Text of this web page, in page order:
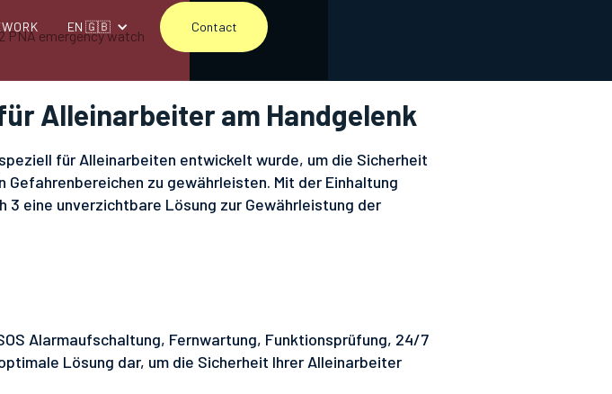
EN 🇬🇧 Contact
PNA emergency watch
Alleinarbeiter am Handgelenk
für Alleinarbeiten entwickelt wurde, um die Sicherheit
zu gewährleisten. Mit der Einhaltung
eine unverzichtbare Lösung zur Gewährleistung der
Alarmaufschaltung, Fernwartung, Funktionsprüfung, 24/7
Lösung dar, um die Sicherheit Ihrer Alleinarbeiter